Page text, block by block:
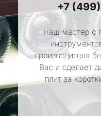
+7
Наш мастер с
производителя
Вас и сделает
плит за